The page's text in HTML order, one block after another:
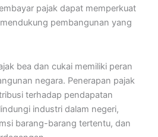
pajak dapat memperkuat
pembangunan yang
bea dan cukai memiliki peran
negara. Penerapan pajak
terhadap pendapatan
industri dalam negeri,
barang-barang tertentu, dan